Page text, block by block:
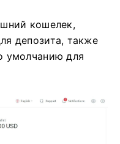
инструментов FxPro
панель,
кнопку«Вывод»,
кошелек,
депозита, также
умолчанию для